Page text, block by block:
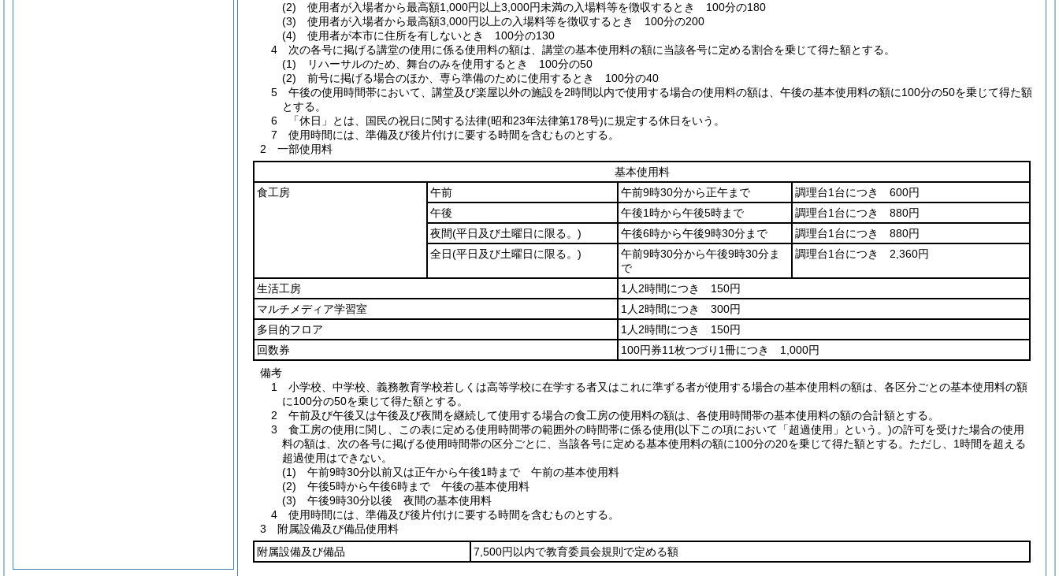
(2) 使用者が入場者から最高額1,000円以上3,000円未満の入場料等を徴収するとき 100分の180
(3) 使用者が入場者から最高額3,000円以上の入場料等を徴収するとき 100分の200
(4) 使用者が本市に住所を有しないとき 100分の130
4 次の各号に掲げる講堂の使用に係る使用料の額は、講堂の基本使用料の額に当該各号に定める割合を乗じて得た額とする。
(1) リハーサルのため、舞台のみを使用するとき 100分の50
(2) 前号に掲げる場合のほか、専ら準備のために使用するとき 100分の40
5 午後の使用時間帯において、講堂及び楽屋以外の施設を2時間以内で使用する場合の使用料の額は、午後の基本使用料の額に100分の50を乗じて得た額
とする。
6 「休日」とは、国民の祝日に関する法律(昭和23年法律第178号)に規定する休日をいう。
7 使用時間には、準備及び後片付けに要する時間を含むものとする。
2 一部使用料
基本使用料
食工房
午前 午前9時30分から正午まで
調理台1台につき 600円
午後
午後1時から午後5時まで
調理台1台につき 880円
夜間(平日及び土曜日に限る。) 午後6時から午後9時30分まで
調理台1台につき 880円
全日(平日及び土曜日に限る。)
午前9時30分から午後9時30分ま
で
調理台1台につき 2,360円
生活工房
1人2時間につき 150円
マルチメディア学習室
1人2時間につき 300円
多目的フロア
1人2時間につき 150円
回数券
100円券11枚つづり1冊につき 1,000円
備考
1 小学校、中学校、義務教育学校若しくは高等学校に在学する者又はこれに準ずる者が使用する場合の基本使用料の額は、各区分ごとの基本使用料の額
に100分の50を乗じて得た額とする。
2 午前及び午後又は午後及び夜間を継続して使用する場合の食工房の使用料の額は、各使用時間帯の基本使用料の額の合計額とする。
3 食工房の使用に関し、この表に定める使用時間帯の範囲外の時間帯に係る使用(以下この項において「超過使用」という。)の許可を受けた場合の使用
料の額は、次の各号に掲げる使用時間帯の区分ごとに、当該各号に定める基本使用料の額に100分の20を乗じて得た額とする。ただし、1時間を超える
超過使用はできない。
(1) 午前9時30分以前又は正午から午後1時まで 午前の基本使用料
(2) 午後5時から午後6時まで 午後の基本使用料
(3) 午後9時30分以後 夜間の基本使用料
4 使用時間には、準備及び後片付けに要する時間を含むものとする。
3 附属設備及び備品使用料
附属設備及び備品
7,500円以内で教育委員会規則で定める額